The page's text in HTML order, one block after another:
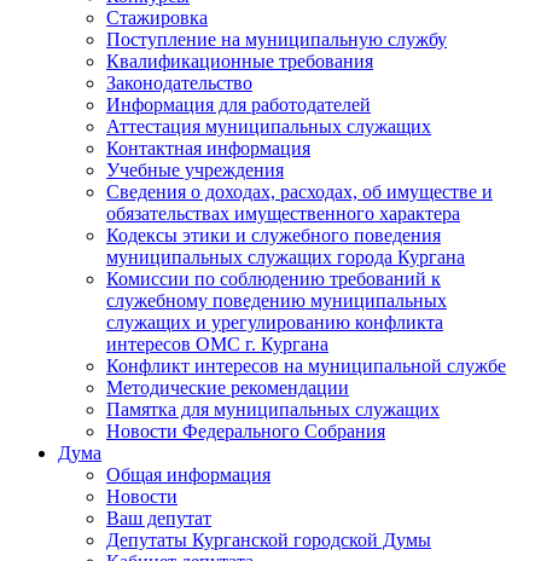
Стажировка
Поступление на муниципальную службу
Квалификационные требования
Законодательство
Информация для работодателей
Аттестация муниципальных служащих
Контактная информация
Учебные учреждения
Сведения о доходах, расходах, об имуществе и
обязательствах имущественного характера
Кодексы этики и служебного поведения
муниципальных служащих города Кургана
Комиссии по соблюдению требований к
служебному поведению муниципальных
служащих и урегулированию конфликта
интересов ОМС г. Кургана
Конфликт интересов на муниципальной службе
Методические рекомендации
Памятка для муниципальных служащих
Новости Федерального Cобрания
Дума
Общая информация
Новости
Ваш депутат
Депутаты Курганской городской Думы